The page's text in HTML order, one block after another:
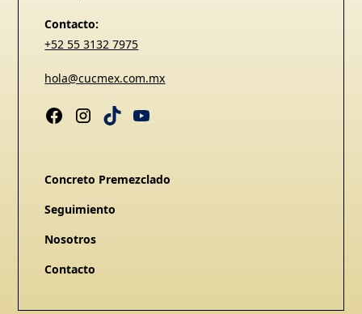
Contacto:
+52 55 3132 7975
hola@cucmex.com.mx
Concreto Premezclado
Seguimiento
Nosotros
Contacto